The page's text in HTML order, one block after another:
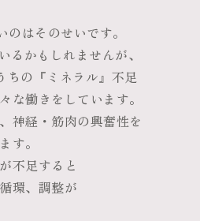
はそのせいです。
かもしれませんが、
ちの『ミネラル』不足
な働きをしています。
神経・筋肉の興奮性を
す。
不足すると
環、調整が